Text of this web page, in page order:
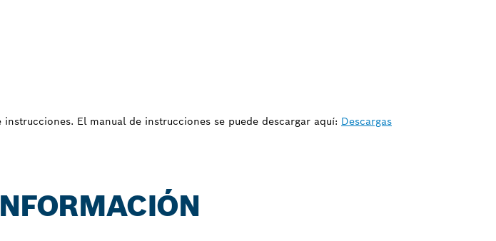
El manual de instrucciones se puede descargar aquí: Descargas